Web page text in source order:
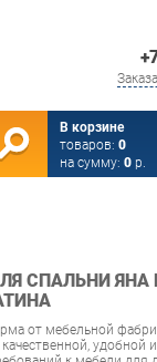
В корзине
товаров: 0
на сумму: 0 р.
СПАЛЬНИ ЯНА
от мебельной
удобной